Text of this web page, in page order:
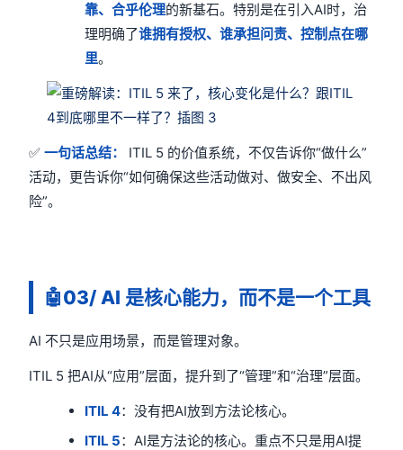
靠、合乎伦理的新基石。特别是在引入AI时，治
理明确了谁拥有授权、谁承担问责、控制点在哪
里。
✅一句话总结：
ITIL 5 的价值系统，不仅告诉你“做什么”
活动，更告诉你“如何确保这些活动做对、做安全、不出风
险”。
🤖03/ AI 是核心能力，而不是一个工具
AI 不只是应用场景，而是管理对象。
ITIL 5 把AI从“应用”层面，提升到了“管理”和“治理”层面。
ITIL 4：没有把AI放到方法论核心。
ITIL 5：AI是方法论的核心。重点不只是用AI提